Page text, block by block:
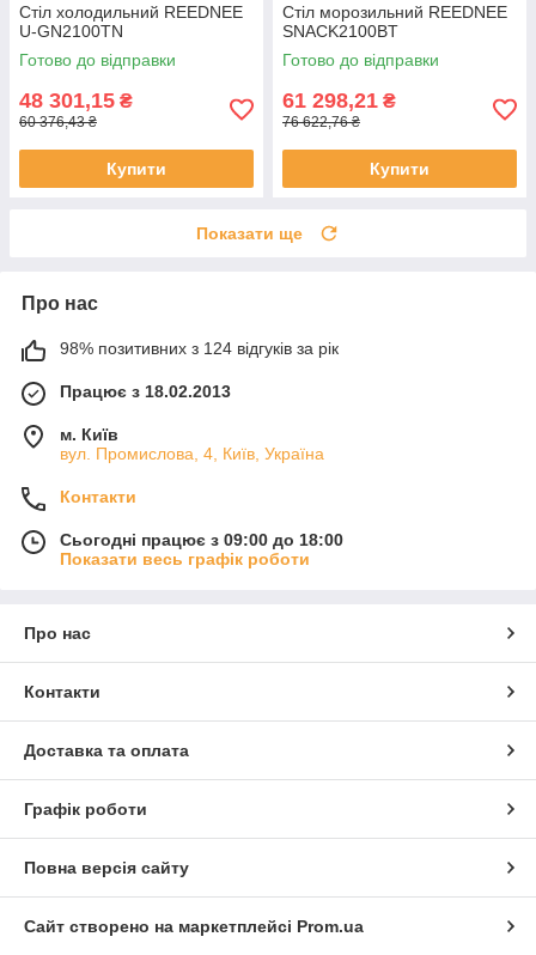
Стіл холодильний REEDNEE
U-GN2100TN
Готово до відправки
48 301,15 ₴
60 376,43 ₴
Купити
Стіл морозильний REEDNEE
SNACK2100BT
Готово до відправки
61 298,21 ₴
76 622,76 ₴
Купити
Показати ще
Про нас
98% позитивних з 124 відгуків за рік
Працює з 18.02.2013
м. Київ
вул. Промислова, 4, Київ, Україна
Контакти
Сьогодні працює з 09:00 до 18:00
Показати весь графік роботи
Про нас
Контакти
Доставка та оплата
Графік роботи
Повна версія сайту
Сайт створено на маркетплейсі Prom.ua